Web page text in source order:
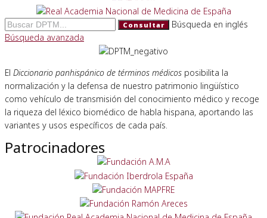
Consultar
Búsqueda en inglés
Búsqueda avanzada
El Diccionario panhispánico de términos médicos posibilita la
normalización y la defensa de nuestro patrimonio lingüístico
como vehículo de transmisión del conocimiento médico y recoge
la riqueza del léxico biomédico de habla hispana, aportando las
variantes y usos específicos de cada país.
Patrocinadores